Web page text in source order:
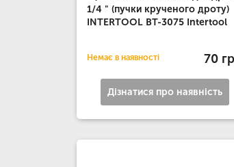
1/4 " (пучки крученого дроту)
INTERTOOL BT-3075 Intertool
Немає в наявності 70
Дізнатися про наявність